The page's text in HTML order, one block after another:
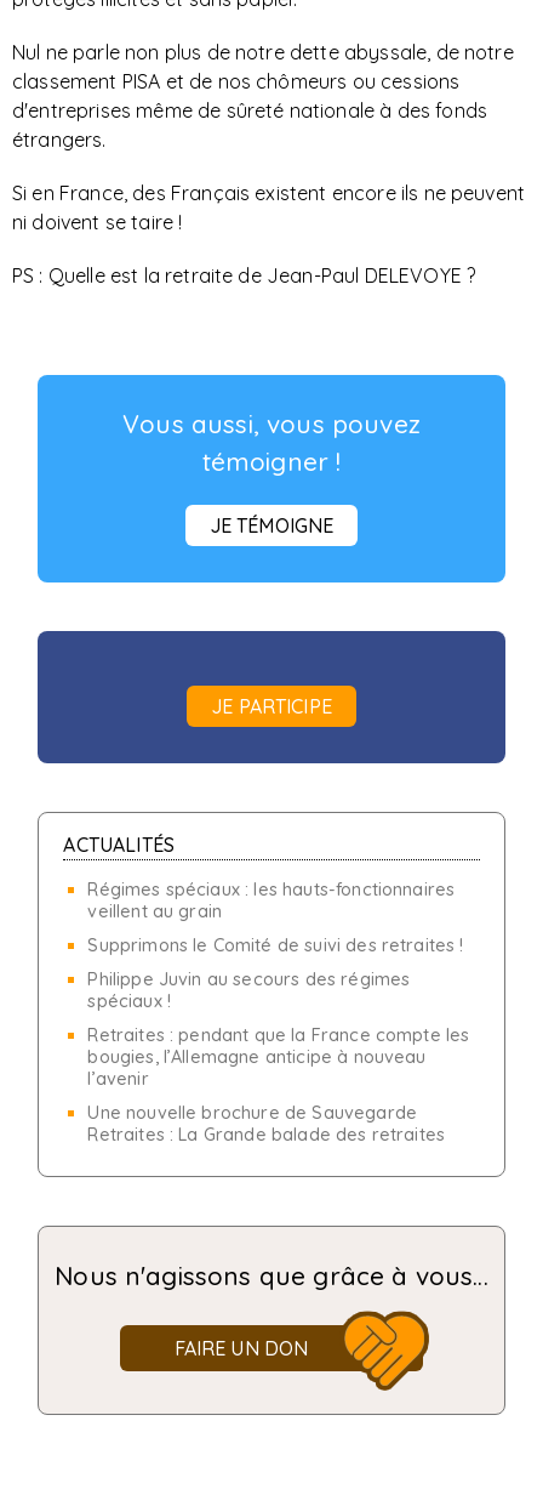
Nul ne parle non plus de notre dette abyssale, de notre
classement PISA et de nos chômeurs ou cessions
d'entreprises même de sûreté nationale à des fonds
étrangers.
Si en France, des Français existent encore ils ne peuvent
ni doivent se taire !
PS : Quelle est la retraite de Jean-Paul DELEVOYE ?
Vous aussi, vous pouvez
témoigner !
JE TÉMOIGNE
JE PARTICIPE
ACTUALITÉS
Régimes spéciaux : les hauts-fonctionnaires
veillent au grain
Supprimons le Comité de suivi des retraites !
Philippe Juvin au secours des régimes
spéciaux !
Retraites : pendant que la France compte les
bougies, l’Allemagne anticipe à nouveau
l’avenir
Une nouvelle brochure de Sauvegarde
Retraites : La Grande balade des retraites
Nous n'agissons que grâce à vous...
FAIRE UN DON